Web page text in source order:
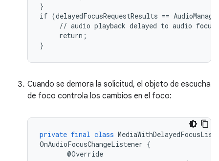
}
if (delayedFocusRequestResults ==
// audio playback delayed to audio focus
     return;
Cuando se demora la solicitud, el objeto de escucha
de foco controla los cambios en el foco:
private final class
OnAudioFocusChangeListener {
@Override